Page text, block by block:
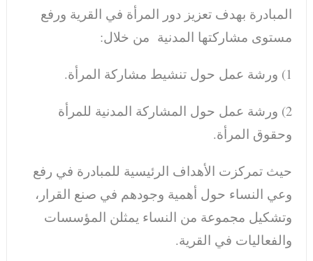
المبادرة بهدف تعزيز دور المرأة في القرية ورفع
مستوى مشاركتها المدنية من خلال:
1) ورشة عمل حول تنشيط مشاركة المرأة.
2) ورشة عمل حول المشاركة المدنية للمرأة
وحقوق المرأة.
حيث تمركزت الأهداف الرئيسية للمبادرة في رفع
وعي النساء حول أهمية وجودهم في صنع القرار،
وتشكيل مجموعة من النساء يمثلن المؤسسات
والفعاليات في القرية.